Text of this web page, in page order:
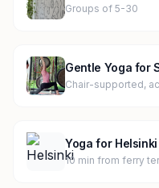
Groups of 5-30
Gentle Yoga for
Chair-supported,
Yoga for
10 min from ferry